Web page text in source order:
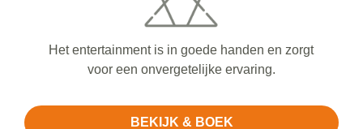
Het entertainment is in goede handen en zorgt
voor een onvergetelijke ervaring.
BEKIJK & BOEK